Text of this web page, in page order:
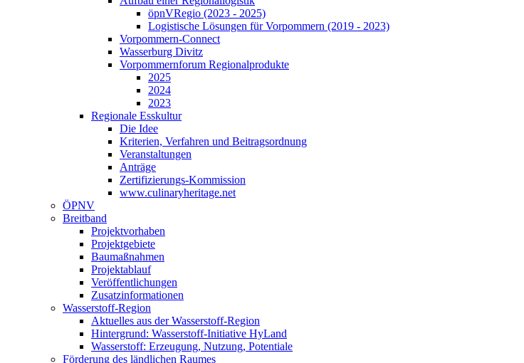
öpnVRegio (2023 - 2025)
Logistische Lösungen­ für Vorpommern (2019 - 2023)
Vorpommern-Connect
Wasserburg Divitz
Vorpommernforum Regionalprodukte
2025
2024
2023
Regionale Esskultur
Die Idee
Kriterien, Verfahren und Beitragsordnung
Veranstaltungen
Anträge
Zertifizierungs-Kommission
www.culinaryheritage.net
ÖPNV
Breitband
Projektvorhaben
Projektgebiete
Baumaßnahmen
Projektablauf
Veröffentlichungen
Zusatzinformationen
Wasserstoff-Region
Aktuelles aus der Wasserstoff-Region
Hintergrund: Wasserstoff-Initiative HyLand
Wasserstoff: Erzeugung, Nutzung, Potentiale
Förderung des ländlichen Raumes